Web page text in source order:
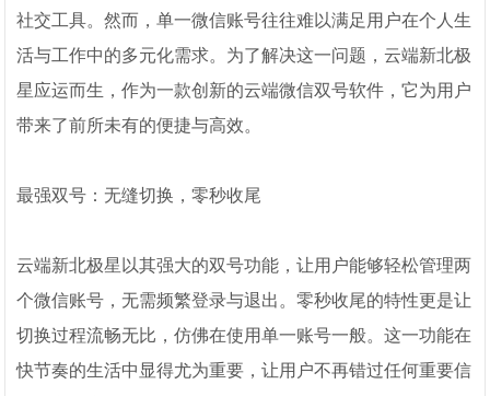
社交工具。然而，单一微信账号往往难以满足用户在个人生
活与工作中的多元化需求。为了解决这一问题，云端新北极
星应运而生，作为一款创新的云端微信双号软件，它为用户
带来了前所未有的便捷与高效。
最强双号：无缝切换，零秒收尾
云端新北极星以其强大的双号功能，让用户能够轻松管理两
个微信账号，无需频繁登录与退出。零秒收尾的特性更是让
切换过程流畅无比，仿佛在使用单一账号一般。这一功能在
快节奏的生活中显得尤为重要，让用户不再错过任何重要信